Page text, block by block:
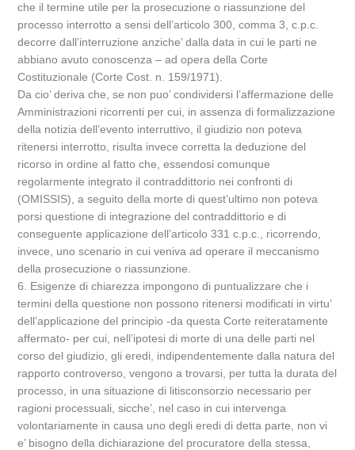
che il termine utile per la prosecuzione o riassunzione del
processo interrotto a sensi dell’articolo 300, comma 3, c.p.c.
decorre dall’interruzione anziche’ dalla data in cui le parti ne
abbiano avuto conoscenza – ad opera della Corte
Costituzionale (Corte Cost. n. 159/1971).
Da cio’ deriva che, se non puo’ condividersi l’affermazione delle
Amministrazioni ricorrenti per cui, in assenza di formalizzazione
della notizia dell’evento interruttivo, il giudizio non poteva
ritenersi interrotto, risulta invece corretta la deduzione del
ricorso in ordine al fatto che, essendosi comunque
regolarmente integrato il contraddittorio nei confronti di
(OMISSIS), a seguito della morte di quest’ultimo non poteva
porsi questione di integrazione del contraddittorio e di
conseguente applicazione dell’articolo 331 c.p.c., ricorrendo,
invece, uno scenario in cui veniva ad operare il meccanismo
della prosecuzione o riassunzione.
6. Esigenze di chiarezza impongono di puntualizzare che i
termini della questione non possono ritenersi modificati in virtu’
dell’applicazione del principio -da questa Corte reiteratamente
affermato- per cui, nell’ipotesi di morte di una delle parti nel
corso del giudizio, gli eredi, indipendentemente dalla natura del
rapporto controverso, vengono a trovarsi, per tutta la durata del
processo, in una situazione di litisconsorzio necessario per
ragioni processuali, sicche’, nel caso in cui intervenga
volontariamente in causa uno degli eredi di detta parte, non vi
e’ bisogno della dichiarazione del procuratore della stessa,